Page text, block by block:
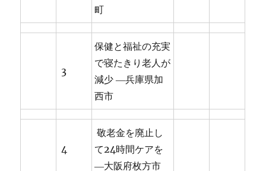
町
3
保健と福祉の充実
で寝たきり老人が
減少 ―兵庫県加
西市
4
敬老金を廃止し
て24時間ケアを
―大阪府枚方市